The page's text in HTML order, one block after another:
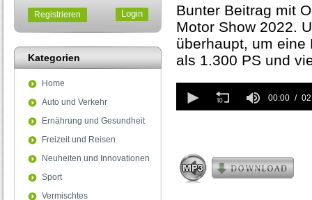
Registrieren
Kategorien
Home
Auto und Verkehr
Ernährung und Gesundheit
Freizeit und Reisen
Neuheiten und Innovationen
Sport
Vermischtes
Bunter Beitrag mit
Motor Show 2022.
überhaupt, um eine
als 1.300 PS und
seconds
of
seconds
00:00